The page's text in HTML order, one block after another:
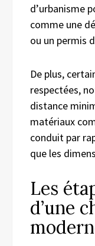
d’urbanisme
comme une
ou un permis
De plus,
respectées,
distance
matériaux
conduit par
que les
Les
d’une